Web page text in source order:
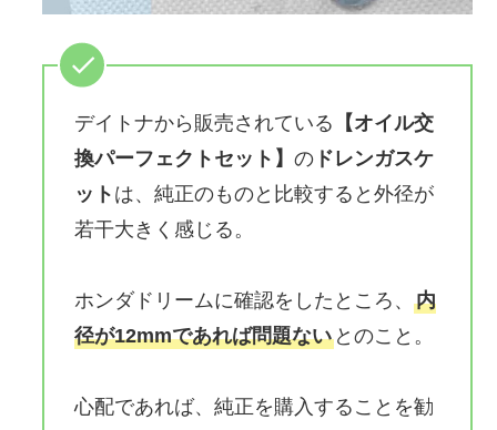
デイトナから販売されている
【オイル交
換パーフェクトセット】の ドレンガスケ
ット は、純正のものと比較すると外径が
若干大きく感じる。
ホンダドリームに確認をしたところ、内
径が12mmであれば問題ない とのこと。
心配であれば、純正を購入することを勧